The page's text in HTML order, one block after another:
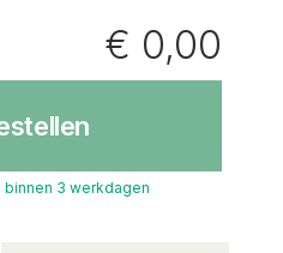
€ 0,00
binnen 3 werkdagen